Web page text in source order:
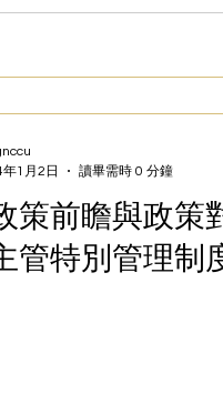
2010）。 志願服務與公
策前瞻與政策
管特別管理制
1月2日
讀畢需時 0 分鐘